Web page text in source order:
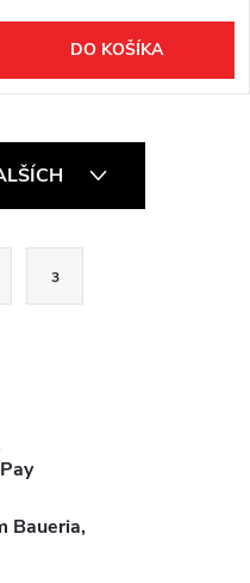
DO KOŠÍKA
3
Baueria,